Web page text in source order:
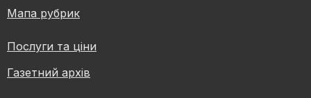
Мапа рубрик
Послуги та ціни
Газетний архів